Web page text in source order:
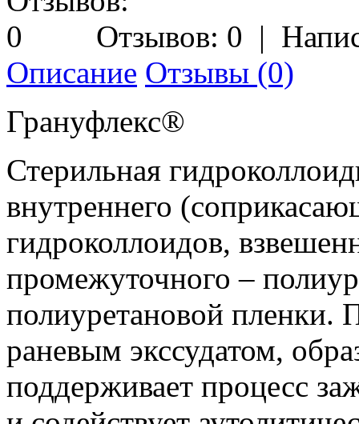
Отзывов: 0 |
Описание Отзывы (0)
Грануфлекс®
Стерильная
внутреннего
гидроколлоидов,
промежуточного –
полиуретановой пленки.
раневым экссудатом,
поддерживает процесс